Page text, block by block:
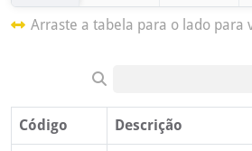
Arraste a tabela para o lado para
Código Descrição